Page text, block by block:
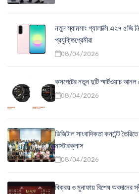
নতুন স্যামসাং গ্যালাক্সি এ২৭ ৫জি
প্রযুক্তিপ্রেমীরা
08/04/2026
কসপেটের নতুন দুটি স্মার্টওয়াচ
08/04/2026
ডিজিটাল সাংবাদিকতা কনটেন্ট
মাস্টারক্লাস
08/04/2026
বিক্রয় ও মুনাফায় বিশেষ অবদানের